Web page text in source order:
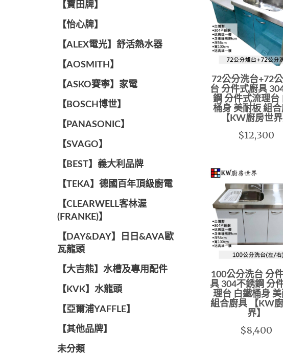
【寶田牌】
️【怡心牌】️
️️【ALEX電光】舒活熱水器️️
【AOSMITH】
【ASKO賽寧】家電
【BOSCH博世】
️【PANASONIC】️
️【SVAGO】️
️【BEST】️義大利品牌
️【TEKA】️德國百年頂級廚電
️【CLEARWELL客林渥
(FRANKE)】️
️【DAY&DAY】️日日&AVA歐
瓦龍頭
【大吉熊】水槽及專用配件
️【KVK】水龍頭️
【亞爾浦YAFFLE】
️【其他品牌】️
未分類
72公分洗台+72
台 分件式廚具
鋼 分件式流理台
桶身 美耐板 組
【KW廚房世界
$12,300
100公分洗台 分
具 304不銹鋼 分
理台 白鐵桶身
組合廚具 【KW
界】
$8,400